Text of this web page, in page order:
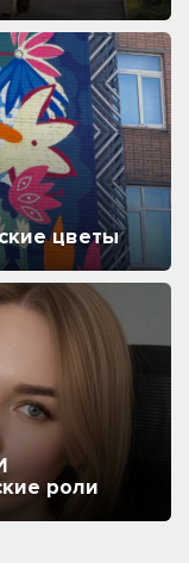
цветы
роли